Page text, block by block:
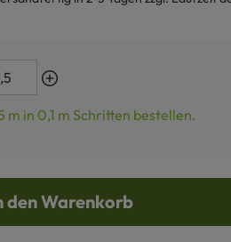
m in 0,1 m Schritten bestellen.
den Warenkorb